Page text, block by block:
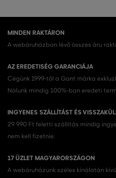
MINDEN RAKTÁRON
A webáruházban lévő összes áru
AZ EREDETISÉG GARANCIÁJA
Cégünk 1999-től a Gant márka
Nálunk mindig 100%-ban eredeti
INGYENES SZÁLLÍTÁST ÉS
29 990 Ft feletti szállítás mindig
nem kell fizetnie.
17 ÜZLET MAGYARORSZÁGON
A webáruházunk széles kínálatán